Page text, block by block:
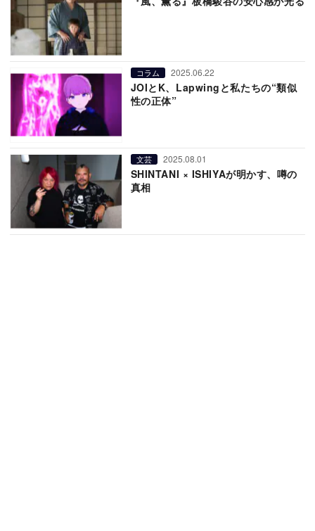
コラム 2025.06.22
JOIとK、Lapwingと私たちの“類似
性の正体”
文芸 2025.08.01
SHINTANI × ISHIYAが明かす、噂の
真相